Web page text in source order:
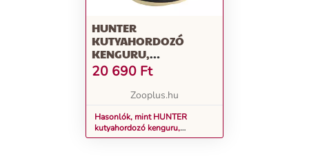
HUNTER
KUTYAHORDOZÓ
KENGURU,
KUTYÁKNAK,
MACSKÁKNAK,
30X20X30CM
20 690 Ft
Zooplus.hu
Hasonlók, mint HUNTER
kutyahordozó kenguru,
kutyáknak, macskáknak,